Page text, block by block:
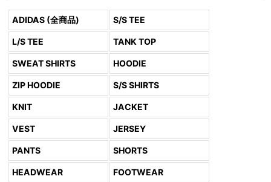
ADIDAS (全商品) S/S TEE
L/S TEE TANK TOP
SWEAT SHIRTS HOODIE
ZIP HOODIE S/S SHIRTS
KNIT JACKET
VEST JERSEY
PANTS SHORTS
HEADWEAR FOOTWEAR